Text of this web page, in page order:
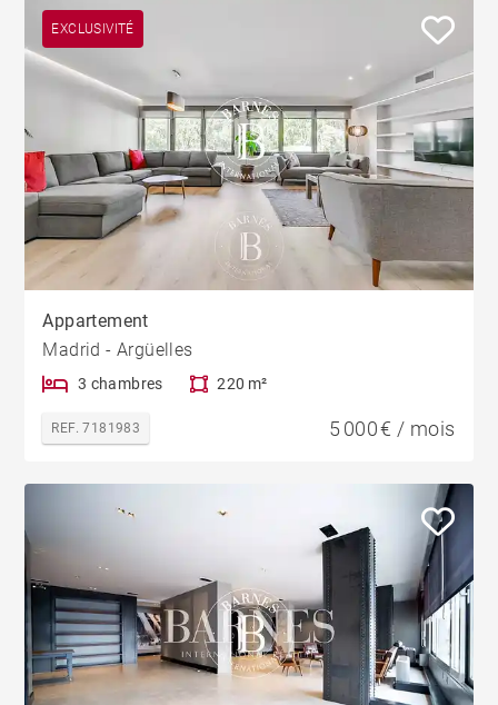
EXCLUSIVITÉ
Appartement
Madrid - Argüelles
3 chambres 220 m²
REF. 7181983 5 000 € / mois